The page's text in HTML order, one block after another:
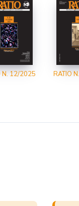
N. 12/2025 RATIO